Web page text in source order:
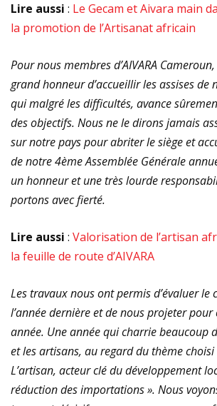
Lire aussi : Le Gecam et Aivara main
la promotion de l’Artisanat africain
Pour nous membres d’AIVARA
grand honneur d’accueillir les assises de
qui malgré les difficultés, avance
des objectifs. Nous ne le dirons jamais
sur notre pays pour abriter le siège et
de notre 4ème Assemblée Générale
un honneur et une très lourde
portons avec fierté.
Lire aussi : Valorisation de l’artisan
la feuille de route d’AIVARA
Les travaux nous ont permis d’évaluer le
l’année dernière et de nous projeter pour
année. Une année qui charrie beaucoup
et les artisans, au regard du thème choisi
L’artisan, acteur clé du développement
réduction des importations ». Nous